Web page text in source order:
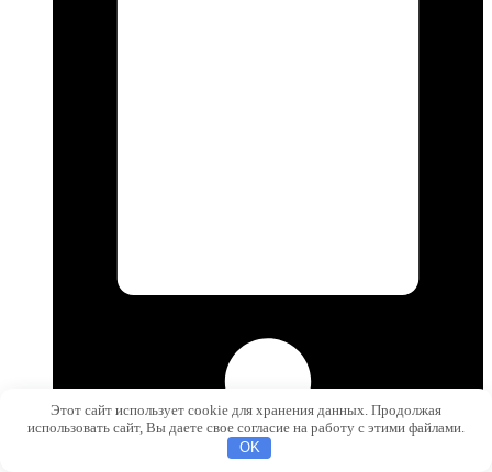
Этот сайт использует cookie для хранения данных. Продолжая
использовать сайт, Вы даете свое согласие на работу с этими файлами.
OK